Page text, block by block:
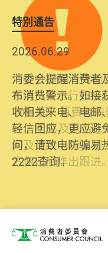
特別通告
2026.06.29
消委会提醒消费者
布消费警示。如接
收相关来电、电邮
轻信回应，更应避
问，请致电防骗易
2222查询。
2025.10.31
为提升使用者体
系统已经进行升级
10日起，消费者
名、电邮及电话
询及建议。所有提
方便日后作出跟进。
消费者委员会